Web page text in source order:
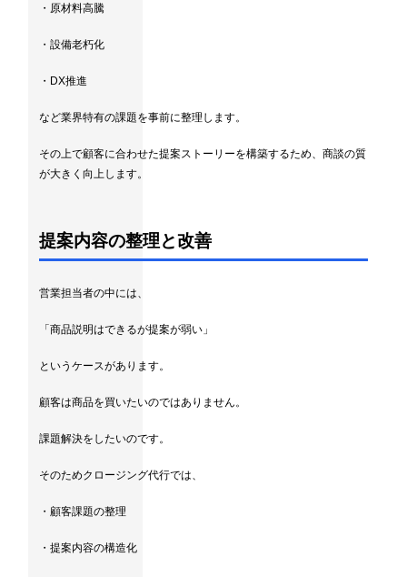
・原材料高騰
・設備老朽化
・DX推進
など業界特有の課題を事前に整理します。
その上で顧客に合わせた提案ストーリーを構築するため、商談の質
が大きく向上します。
提案内容の整理と改善
営業担当者の中には、
「商品説明はできるが提案が弱い」
というケースがあります。
顧客は商品を買いたいのではありません。
課題解決をしたいのです。
そのためクロージング代行では、
・顧客課題の整理
・提案内容の構造化